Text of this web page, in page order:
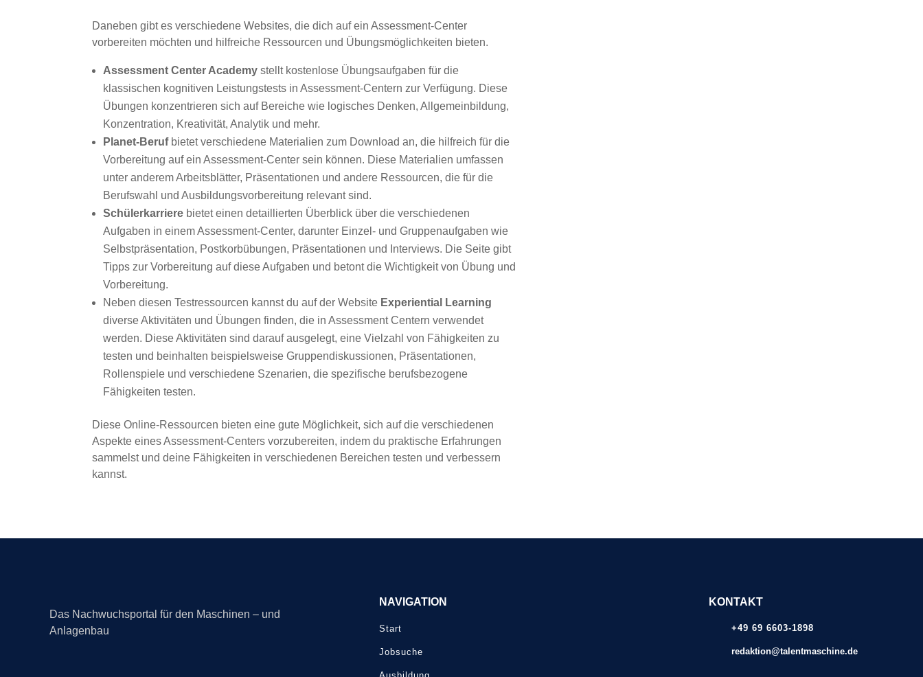
Daneben gibt es verschiedene Websites, die dich auf ein Assessment-Center
vorbereiten möchten und hilfreiche Ressourcen und Übungsmöglichkeiten bieten.
Assessment Center Academy stellt kostenlose Übungsaufgaben für die
klassischen kognitiven Leistungstests in Assessment-Centern zur Verfügung. Diese
Übungen konzentrieren sich auf Bereiche wie logisches Denken, Allgemeinbildung,
Konzentration, Kreativität, Analytik und mehr.
Planet-Berufbietet verschiedene Materialien zum Download an, die hilfreich für die
Vorbereitung auf ein Assessment-Center sein können. Diese Materialien umfassen
unter anderem Arbeitsblätter, Präsentationen und andere Ressourcen, die für die
Berufswahl und Ausbildungsvorbereitung relevant sind.
Schülerkarriere bietet einen detaillierten Überblick über die verschiedenen
Aufgaben in einem Assessment-Center, darunter Einzel- und Gruppenaufgaben wie
Selbstpräsentation, Postkorbübungen, Präsentationen und Interviews. Die Seite gibt
Tipps zur Vorbereitung auf diese Aufgaben und betont die Wichtigkeit von Übung und
Vorbereitung.
Neben diesen Testressourcen kannst du auf der Website Experiential Learning
diverse Aktivitäten und Übungen finden, die in Assessment Centern verwendet
werden. Diese Aktivitäten sind darauf ausgelegt, eine Vielzahl von Fähigkeiten zu
testen und beinhalten beispielsweise Gruppendiskussionen, Präsentationen,
Rollenspiele und verschiedene Szenarien, die spezifische berufsbezogene
Fähigkeiten testen.
Diese Online-Ressourcen bieten eine gute Möglichkeit, sich auf die verschiedenen
Aspekte eines Assessment-Centers vorzubereiten, indem du praktische Erfahrungen
sammelst und deine Fähigkeiten in verschiedenen Bereichen testen und verbessern
kannst.
Das Nachwuchsportal für den Maschinen – und
Anlagenbau
NAVIGATION
Start
Jobsuche
Ausbildung
KONTAKT
+49 69 6603-1898
redaktion@talentmaschine.de